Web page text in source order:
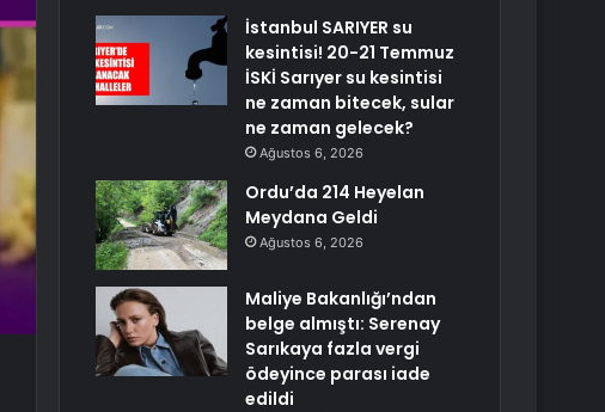
İstanbul SARIYER su
kesintisi! 20-21 Temmuz
İSKİ Sarıyer su kesintisi
ne zaman bitecek, sular
ne zaman gelecek?
Ağustos 6, 2026
Ordu’da 214 Heyelan
Meydana Geldi
Ağustos 6, 2026
Maliye Bakanlığı’ndan
belge almıştı: Serenay
Sarıkaya fazla vergi
ödeyince parası iade
edildi